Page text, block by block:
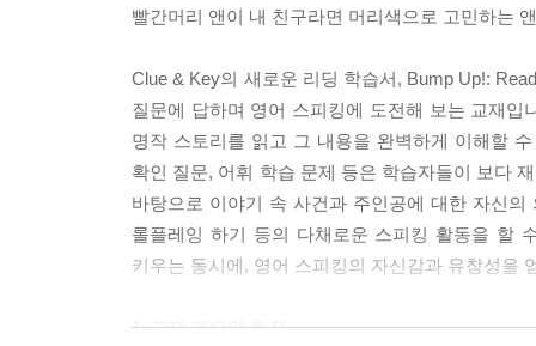
빨간머리 앤이 내 친구라면 머리색으로 고민하는
Clue & Key의 새로운 리딩 학습서, Bump Up!:
질문에 답하며 영어 스피킹에 도전해 보는 교재
명작 스토리를 읽고 그 내용을 완벽하게 이해할
확인 질문, 어휘 학습 문제 등은 학습자들이 보다
바탕으로 이야기 속 사건과 주인공에 대한 자신
롤플레잉 하기 등의 다채로운 스피킹 활동을 할
키우는 동시에, 영어 스피킹의 자신감과 유창성을
1. 교재 개요와 특징